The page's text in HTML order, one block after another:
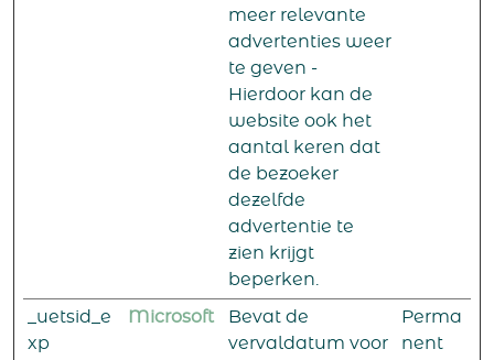
meer relevante
advertenties weer
te geven -
Hierdoor kan de
website ook het
aantal keren dat
de bezoeker
dezelfde
advertentie te
zien krijgt
beperken.
_uetsid_e
xp
Microsoft
Bevat de
vervaldatum voor
Perma
nent